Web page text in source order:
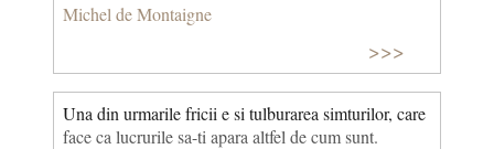
Michel de Montaigne
>>>
Una din urmarile fricii e si tulburarea simturilor, care
face ca lucrurile sa-ti apara altfel de cum sunt.